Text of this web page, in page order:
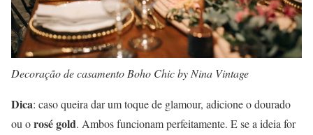
Decoração de casamento Boho Chic by Nina Vintage
Dica: caso queira dar um toque de glamour, adicione o dourado
ou orosé gold. Ambos funcionam perfeitamente. E se a ideia for